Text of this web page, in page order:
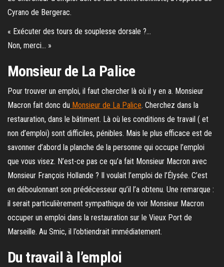
Cyrano de Bergerac.
« Exécuter des tours de souplesse dorsale ?…
Non, merci… »
Monsieur de La Palice
Pour trouver un emploi, il faut chercher là où il y en a. Monsieur
Macron fait donc du Monsieur de La Palice. Cherchez dans la
restauration, dans le bâtiment. Là où les conditions de travail ( et
non d’emploi) sont difficiles, pénibles. Mais le plus efficace est de
savonner d’abord la planche de la personne qui occupe l’emploi
que vous visez. N’est-ce pas ce qu’a fait Monsieur Macron avec
Monsieur François Hollande ? Il voulait l’emploi de l’Élysée. C’est
en déboulonnant son prédécesseur qu’il l’a obtenu. Une remarque :
il serait particulièrement sympathique de voir Monsieur Macron
occuper un emploi dans la restauration sur le Vieux Port de
Marseille. Au Smic, il l’obtiendrait immédiatement.
Du travail à l’emploi